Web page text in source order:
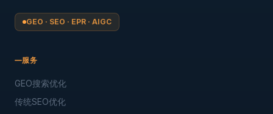
GEO · SEO · EPR · AIGC
服务
GEO搜索优化
传统SEO优化